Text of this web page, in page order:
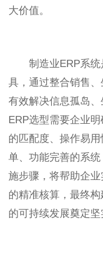
大价值。
制造业ERP系统
具，通过整合销售、
有效解决信息孤岛
ERP选型需要企业
的匹配度、操作易
单、功能完善的系
施步骤，将帮助企
的精准核算，最终
的可持续发展奠定坚